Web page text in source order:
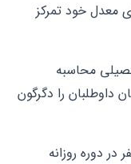
معدل خود تمرکز
محاسبه
داوطلبان را دگرگون
دانشگاه‌های دولتی در این رشته محدود است. سالانه حدود ۵۰۰ تا ۷۰۰ نفر در دوره روزانه